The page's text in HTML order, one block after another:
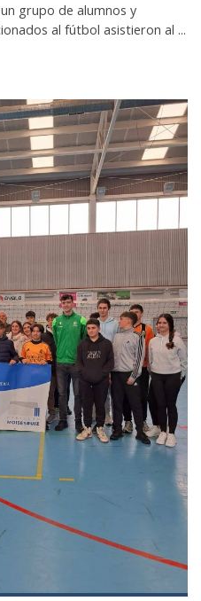
grupo de alumnos y
al fútbol asistieron al ...